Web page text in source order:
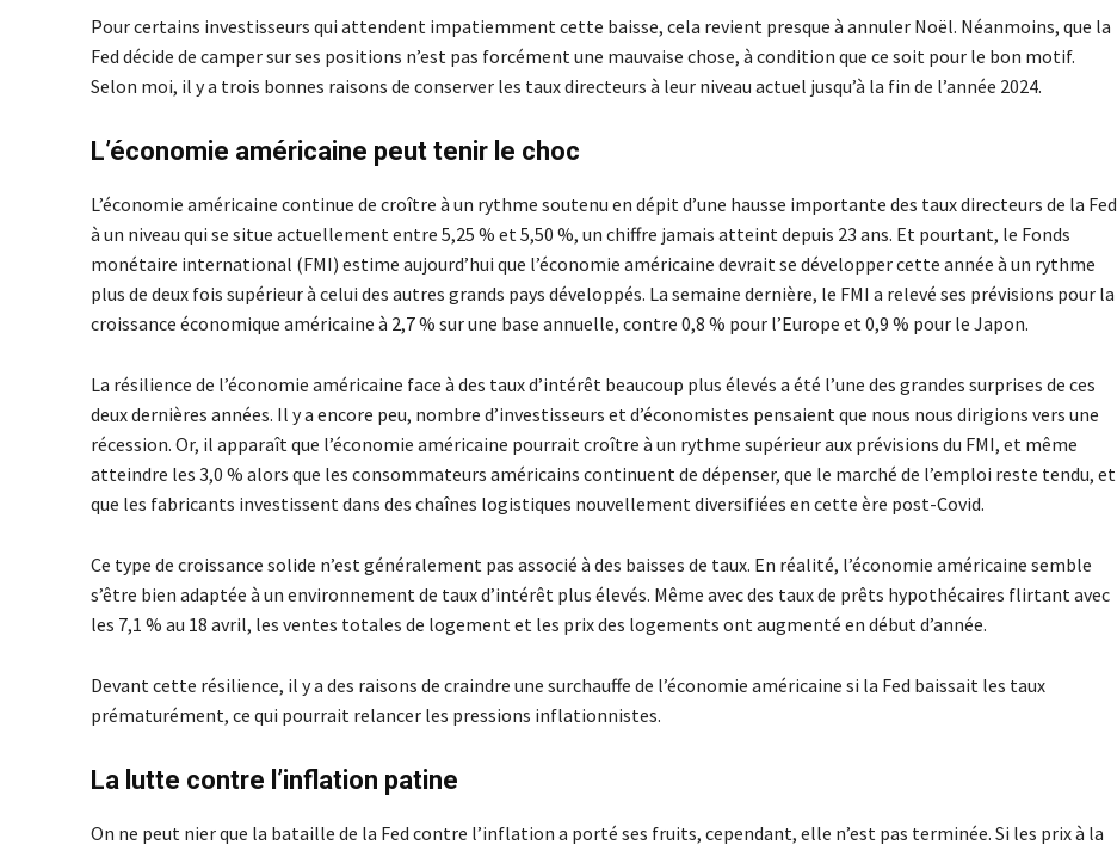
Pour certains investisseurs qui attendent impatiemment cette baisse, cela revient presque à annuler Noël. Néanmoins, que la
Fed décide de camper sur ses positions n’est pas forcément une mauvaise chose, à condition que ce soit pour le bon motif.
Selon moi, il y a trois bonnes raisons de conserver les taux directeurs à leur niveau actuel jusqu’à la fin de l’année 2024.
L’économie américaine peut tenir le choc
L’économie américaine continue de croître à un rythme soutenu en dépit d’une hausse importante des taux directeurs de la Fed
à un niveau qui se situe actuellement entre 5,25 % et 5,50 %, un chiffre jamais atteint depuis 23 ans. Et pourtant, le Fonds
monétaire international (FMI) estime aujourd’hui que l’économie américaine devrait se développer cette année à un rythme
plus de deux fois supérieur à celui des autres grands pays développés. La semaine dernière, le FMI a relevé ses prévisions pour la
croissance économique américaine à 2,7 % sur une base annuelle, contre 0,8 % pour l’Europe et 0,9 % pour le Japon.
La résilience de l’économie américaine face à des taux d’intérêt beaucoup plus élevés a été l’une des grandes surprises de ces
deux dernières années. Il y a encore peu, nombre d’investisseurs et d’économistes pensaient que nous nous dirigions vers une
récession. Or, il apparaît que l’économie américaine pourrait croître à un rythme supérieur aux prévisions du FMI, et même
atteindre les 3,0 % alors que les consommateurs américains continuent de dépenser, que le marché de l’emploi reste tendu, et
que les fabricants investissent dans des chaînes logistiques nouvellement diversifiées en cette ère post-Covid.
Ce type de croissance solide n’est généralement pas associé à des baisses de taux. En réalité, l’économie américaine semble
s’être bien adaptée à un environnement de taux d’intérêt plus élevés. Même avec des taux de prêts hypothécaires flirtant avec
les 7,1 % au 18 avril, les ventes totales de logement et les prix des logements ont augmenté en début d’année.
Devant cette résilience, il y a des raisons de craindre une surchauffe de l’économie américaine si la Fed baissait les taux
prématurément, ce qui pourrait relancer les pressions inflationnistes.
La lutte contre l’inflation patine
On ne peut nier que la bataille de la Fed contre l’inflation a porté ses fruits, cependant, elle n’est pas terminée. Si les prix à la